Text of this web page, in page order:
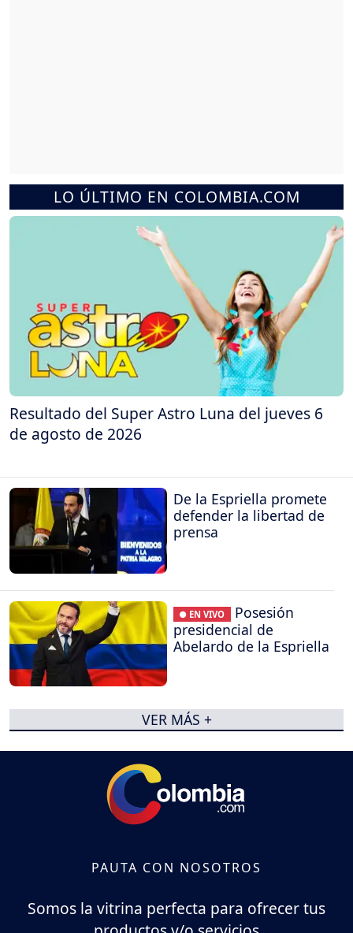
LO ÚLTIMO EN COLOMBIA.COM
Resultado del Super Astro Luna del jueves 6
de agosto de 2026
De la Espriella promete
defender la libertad de
prensa
● EN VIVO
Posesión
presidencial de
Abelardo de la Espriella
VER MÁS +
PAUTA CON NOSOTROS
Somos la vitrina perfecta para ofrecer tus